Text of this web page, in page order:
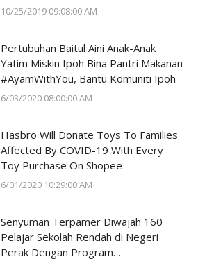
10/25/2019 09:08:00 AM
Pertubuhan Baitul Aini Anak-Anak
Yatim Miskin Ipoh Bina Pantri Makanan
#AyamWithYou, Bantu Komuniti Ipoh
6/03/2020 08:00:00 AM
Hasbro Will Donate Toys To Families
Affected By COVID-19 With Every
Toy Purchase On Shopee
6/01/2020 10:29:00 AM
Senyuman Terpamer Diwajah 160
Pelajar Sekolah Rendah di Negeri
Perak Dengan Program